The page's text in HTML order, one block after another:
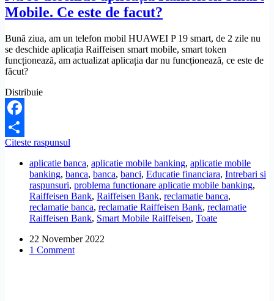
Mobile. Ce este de facut?
Bună ziua, am un telefon mobil HUAWEI P 19 smart, de 2 zile nu
se deschide aplicația Raiffeisen smart mobile, smart token
funcționează, am actualizat aplicația dar nu funcționează, ce este de
făcut?
Distribuie
Facebook
Share
Citeste raspunsul
deschide
aplicația
Raiffeisen
Smart
Mobile.
Ce
de
facut?
aplicatie banca, aplicatie mobile banking, aplicatie mobile
banking, banca, banca, banci, Educatie financiara, Intrebari si
raspunsuri, problema functionare aplicatie mobile banking,
Raiffeisen Bank, Raiffeisen Bank, reclamatie banca,
reclamatie banca, reclamatie Raiffeisen Bank, reclamatie
Raiffeisen Bank, Smart Mobile Raiffeisen, Toate
22 November 2022
1 Comment